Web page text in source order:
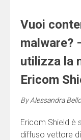
Vuoi
malware?
utilizza la
Ericom
ByAlessandra
Ericom Shield è
diffuso vettore